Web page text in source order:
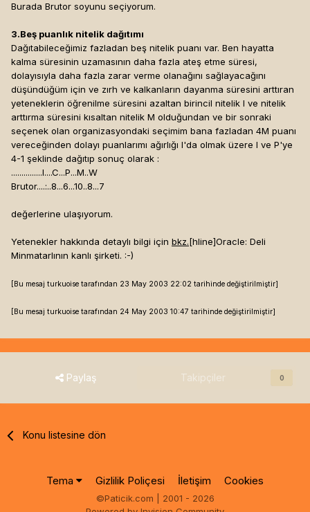
Burada Brutor soyunu seçiyorum.
3.Beş puanlık nitelik dağıtımı
Dağıtabileceğimiz fazladan beş nitelik puanı var. Ben hayatta
kalma süresinin uzamasının daha fazla ateş etme süresi,
dolayısıyla daha fazla zarar verme olanağını sağlayacağını
düşündüğüm için ve zırh ve kalkanların dayanma süresini arttıran
yeteneklerin öğrenilme süresini azaltan birincil nitelik I ve nitelik
arttırma süresini kısaltan nitelik M olduğundan ve bir sonraki
seçenek olan organizasyondaki seçimim bana fazladan 4M puanı
vereceğinden dolayı puanlarımı ağırlığı I'da olmak üzere I ve P'ye
4-1 şeklinde dağıtıp sonuç olarak :
...............I....C...P...M..W
Brutor....:..8...6...10..8...7
değerlerine ulaşıyorum.
Yetenekler hakkında detaylı bilgi için bkz.[hline]Oracle: Deli
Minmatarlının kanlı şirketi. :-)
[Bu mesaj turkuoise tarafından 23 May 2003 22:02 tarihinde değiştirilmiştir]
[Bu mesaj turkuoise tarafından 24 May 2003 10:47 tarihinde değiştirilmiştir]
Paylaş Takipçiler 0
Konu listesine dön
Tema Gizlilik Poliçesi İletişim Cookies
©Paticik.com | 2001 - 2026